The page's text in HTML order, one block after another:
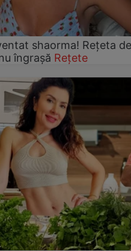
shaorma! Rețeta de
îngrașă Rețete